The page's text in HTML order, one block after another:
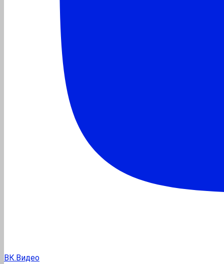
ВК.Видео